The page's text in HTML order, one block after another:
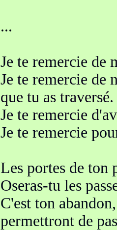
...
Je te remercie de
Je te remercie de
que tu as traversé.
Je te remercie
Je te remercie
Les portes de ton
Oseras-tu les
C'est ton
permettront de